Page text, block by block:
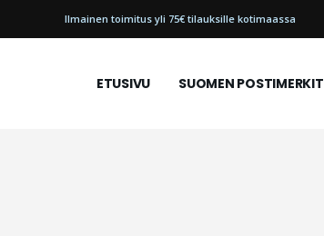
Ilmainen toimitus yli 75€ tilauksille kotimaassa
ETUSIVU SUOMEN POSTIMERKIT